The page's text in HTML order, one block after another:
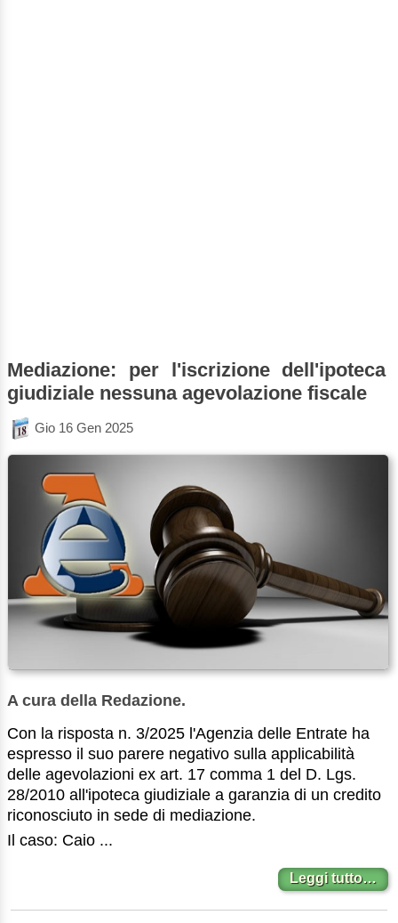
Mediazione: per l'iscrizione dell'ipoteca
giudiziale nessuna agevolazione fiscale
Gio 16 Gen 2025
A cura della Redazione.
Con la risposta n. 3/2025 l'Agenzia delle Entrate ha
espresso il suo parere negativo sulla applicabilità
delle agevolazioni ex art. 17 comma 1 del D. Lgs.
28/2010 all'ipoteca giudiziale a garanzia di un credito
riconosciuto in sede di mediazione.
Il caso: Caio ...
Leggi tutto…